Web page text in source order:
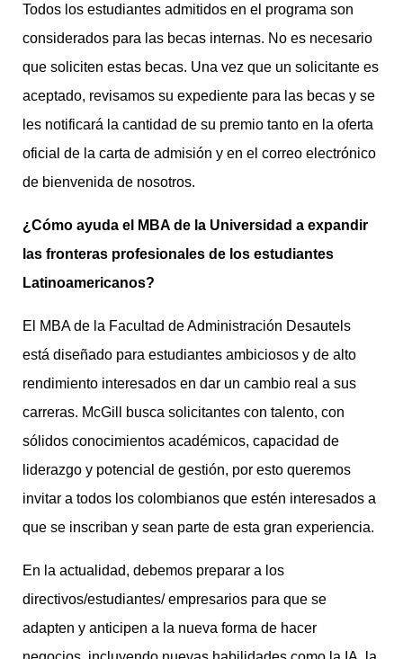
Todos los estudiantes admitidos en el programa son
considerados para las becas internas. No es necesario
que soliciten estas becas. Una vez que un solicitante es
aceptado, revisamos su expediente para las becas y se
les notificará la cantidad de su premio tanto en la oferta
oficial de la carta de admisión y en el correo electrónico
de bienvenida de nosotros.
¿Cómo ayuda el MBA de la Universidad a expandir
las fronteras profesionales de los estudiantes
Latinoamericanos?
El MBA de la Facultad de Administración Desautels
está diseñado para estudiantes ambiciosos y de alto
rendimiento interesados en dar un cambio real a sus
carreras. McGill busca solicitantes con talento, con
sólidos conocimientos académicos, capacidad de
liderazgo y potencial de gestión, por esto queremos
invitar a todos los colombianos que estén interesados a
que se inscriban y sean parte de esta gran experiencia.
En la actualidad, debemos preparar a los
directivos/estudiantes/ empresarios para que se
adapten y anticipen a la nueva forma de hacer